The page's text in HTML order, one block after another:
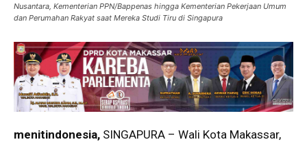
Nusantara, Kementerian PPN/Bappenas hingga Kementerian Pekerjaan Umum
dan Perumahan Rakyat saat Mereka Studi Tiru di Singapura
menitindonesia, SINGAPURA – Wali Kota Makassar,